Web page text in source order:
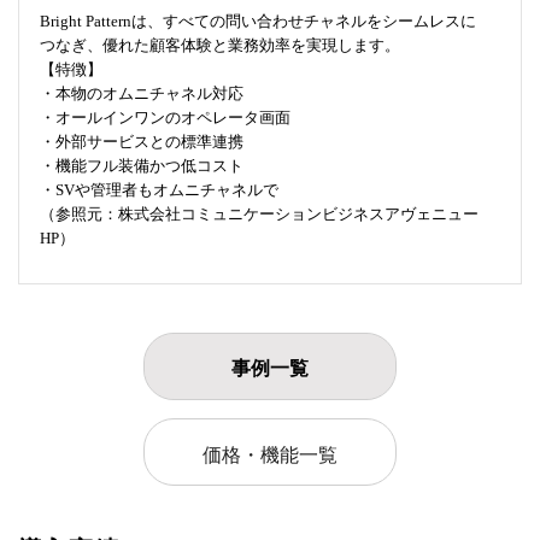
Bright Patternは、すべての問い合わせチャネルをシームレスに
つなぎ、優れた顧客体験と業務効率を実現します。
【特徴】
・本物のオムニチャネル対応
・オールインワンのオペレータ画面
・外部サービスとの標準連携
・機能フル装備かつ低コスト
・SVや管理者もオムニチャネルで
（参照元：株式会社コミュニケーションビジネスアヴェニュー
HP）
事例一覧
価格・機能一覧